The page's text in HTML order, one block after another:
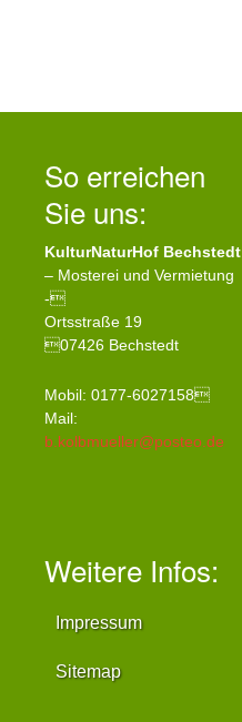
So erreichen
Sie uns:
KulturNaturHof Bechstedt
– Mosterei und Vermietung
-
Ortsstraße 19
07426 Bechstedt
Mobil: 0177-6027158
Mail:
b.kolbmueller@posteo.de
Weitere Infos:
Impressum
Sitemap